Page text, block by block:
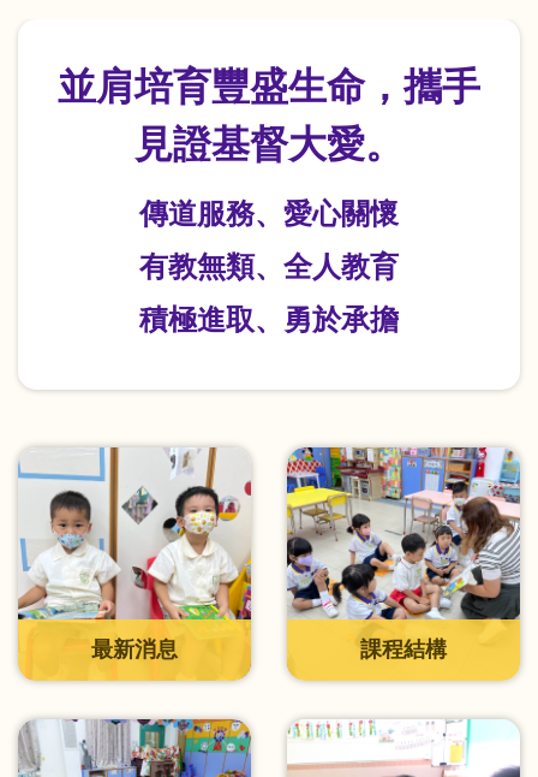
並肩培育豐盛生命，攜手
見證基督大愛。
傳道服務、愛心關懷
有教無類、全人教育
積極進取、勇於承擔
最新消息 課程結構